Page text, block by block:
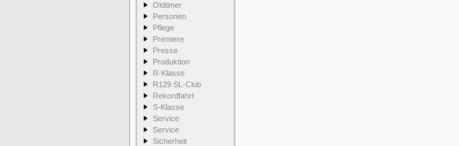
Oldtimer
Personen
Pflege
Premiere
Presse
Produktion
R-Klasse
R129 SL-Club
Rekordfahrt
S-Klasse
Service
Service
Sicherheit